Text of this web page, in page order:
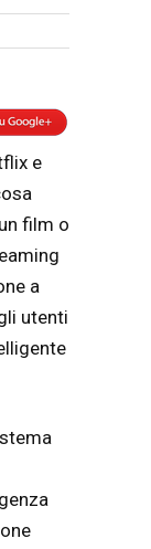
e
film o
a
utenti